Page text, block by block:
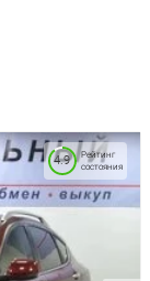
Рейтинг
состояния
4.9